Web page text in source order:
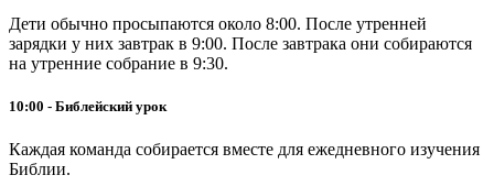
Дети обычно просыпаются около 8:00. После утренней
зарядки у них завтрак в 9:00. После завтрака они собираются
на утренние собрание в 9:30.
10:00 - Библейский урок
Каждая команда собирается вместе для ежедневного изучения
Библии.